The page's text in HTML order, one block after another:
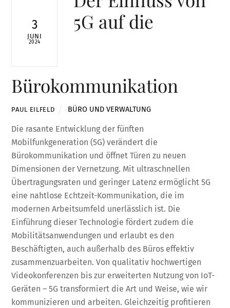
3
JUNI
2024
5G auf die
Bürokommunikation
PAUL EILFELD BÜRO UND VERWALTUNG
Die rasante Entwicklung der fünften
Mobilfunkgeneration (5G) verändert die
Bürokommunikation und öffnet Türen zu neuen
Dimensionen der Vernetzung. Mit ultraschnellen
Übertragungsraten und geringer Latenz ermöglicht 5G
eine nahtlose Echtzeit-Kommunikation, die im
modernen Arbeitsumfeld unerlässlich ist. Die
Einführung dieser Technologie fördert zudem die
Mobilitätsanwendungen und erlaubt es den
Beschäftigten, auch außerhalb des Büros effektiv
zusammenzuarbeiten. Von qualitativ hochwertigen
Videokonferenzen bis zur erweiterten Nutzung von IoT-
Geräten – 5G transformiert die Art und Weise, wie wir
kommunizieren und arbeiten. Gleichzeitig profitieren